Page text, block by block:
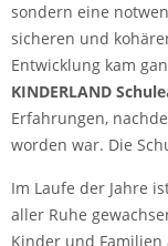
sondern eine
sicheren und
Entwicklung kam
KINDERLAND Schule
Erfahrungen,
worden war. Die
Im Laufe der Jahre
aller Ruhe
Kinder und Familien